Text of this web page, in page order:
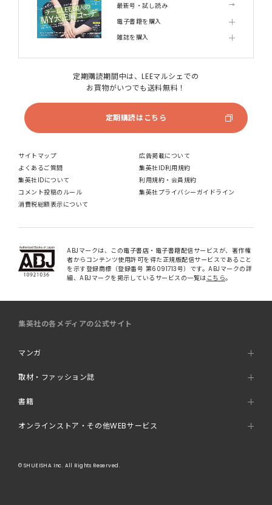
最新号・試し読み
電子書籍を購入
雑誌を購入
定期購読期間中は、LEEマルシェでの
お買物がいつでも送料無料！
定期購読はこちら
サイトマップ
広告掲載について
よくあるご質問
集英社ID利用規約
集英社IDについて
利用規約・会員規約
コメント投稿のルール
集英社プライバシーガイドライン
消費税総額表示について
ABJマークは、この電子書店・電子書籍配信サービスが、著作権
者からコンテンツ使用許可を得た正規版配信サービスであること
を示す登録商標（登録番号 第6091713号）です。ABJマークの詳
細、ABJマークを掲示しているサービスの一覧は こちら。
集英社の各メディアの公式サイト
マンガ
取材・ファッション誌
書籍
オンラインストア・その他WEBサービス
© SHUEISHA Inc. All Rights Reserved.